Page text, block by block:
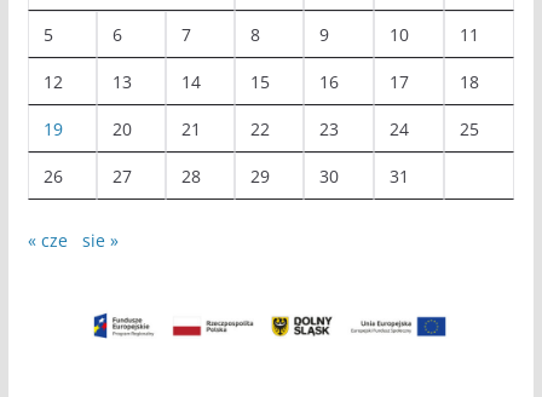
5 6 7 8 9 10 11
12 13 14 15 16 17 18
19 20 21 22 23 24 25
26 27 28 29 30 31
« cze sie »